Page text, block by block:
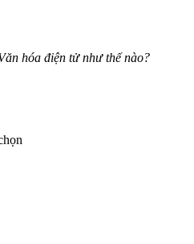
hóa điện tử như thế nào?